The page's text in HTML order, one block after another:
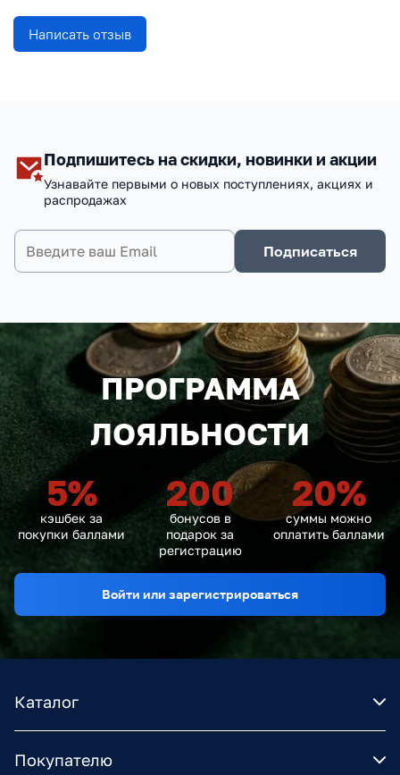
Написать отзыв
Подпишитесь на скидки, новинки и акции
Узнавайте первыми о новых поступлениях, акциях и
распродажах
Подписаться
ПРОГРАММА
ЛОЯЛЬНОСТИ
5%
кэшбек за
покупки баллами
200
бонусов в
подарок за
регистрацию
20%
суммы можно
оплатить баллами
Войти или зарегистрироваться
Каталог
Покупателю